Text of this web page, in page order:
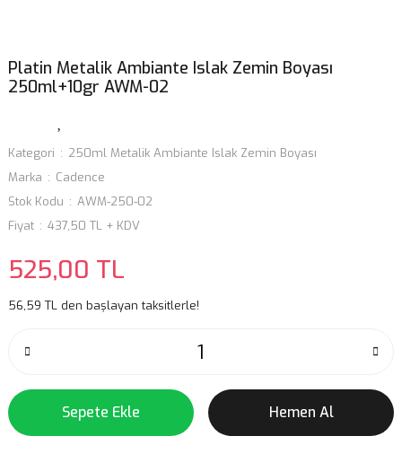
Platin Metalik Ambiante Islak Zemin Boyası
250ml+10gr AWM-02
Kategori
250ml Metalik Ambiante Islak Zemin Boyası
Marka
Cadence
Stok Kodu
AWM-250-02
Fiyat
437,50 TL + KDV
525,00 TL
56,59 TL den başlayan taksitlerle!
Sepete Ekle Hemen Al